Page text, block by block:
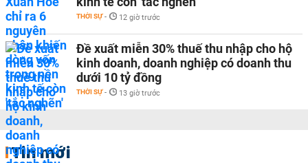
THỜI SỰ - 12 giờ trước
Đề xuất miễn 30% thuế thu nhập cho hộ
kinh doanh, doanh nghiệp có doanh thu
dưới 10 tỷ đồng
THỜI SỰ - 13 giờ trước
Tin mới